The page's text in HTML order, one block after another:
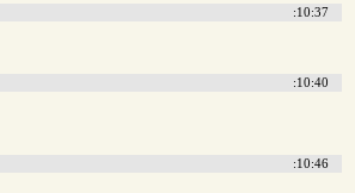
:10:37
:10:40
:10:46